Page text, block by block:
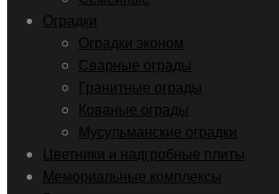
Оградки
Оградки эконом
Сварные ограды
Гранитные ограды
Кованые ограды
Мусульманские оградки
Цветники и надгробные плиты
Мемориальные комплексы